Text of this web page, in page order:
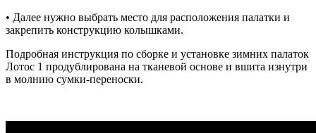
• Далее нужно выбрать место для расположения палатки и
закрепить конструкцию колышками.
Подробная инструкция по сборке и установке зимних палаток
Лотос 1 продублирована на тканевой основе и вшита изнутри
в молнию сумки-переноски.